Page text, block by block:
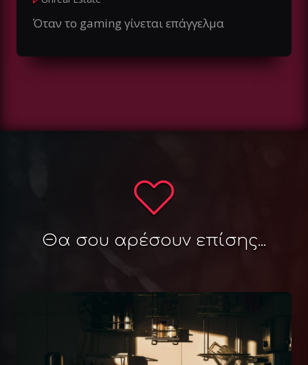
Όταν το gaming γίνεται επάγγελμα
Θα σου αρέσουν επίσης...